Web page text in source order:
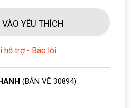
YÊU THÍCH
hỗ trợ - Báo lỗi
(BẢN VẼ 30894)